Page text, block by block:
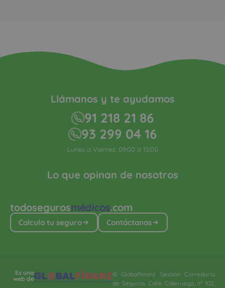
todosegurosmédicos.com
Calcula tu seguro Contáctanos
Lo que opinan de nosotros
Llámanos y te ayudamos
91 218 21 86
93 299 04 16
Lunes a Viernes: 09:00 a 15:00
Es una
web de
© Globalfinanz Gestión Correduría
de Seguros. Calle Caleruega, nº 102,